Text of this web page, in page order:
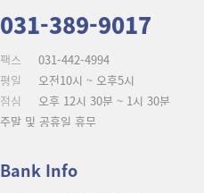
031-389-9017
팩스
031-442-4994
평일
오전10시 ~ 오후5시
점심
오후 12시 30분 ~ 1시 30분
주말 및 공휴일 휴무
Bank Info